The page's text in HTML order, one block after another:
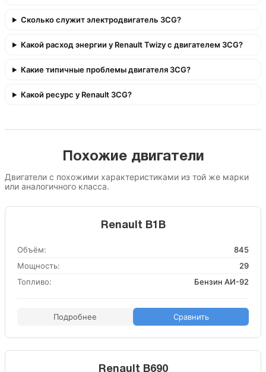
Сколько служит электродвигатель 3CG?
Какой расход энергии у Renault Twizy с двигателем 3CG?
Какие типичные проблемы двигателя 3CG?
Какой ресурс у Renault 3CG?
Похожие двигатели
Двигатели с похожими характеристиками из той же марки
или аналогичного класса.
Renault B1B
Объём:
845
Мощность:
29
Топливо:
Бензин АИ-92
Подробнее Сравнить
Renault B690